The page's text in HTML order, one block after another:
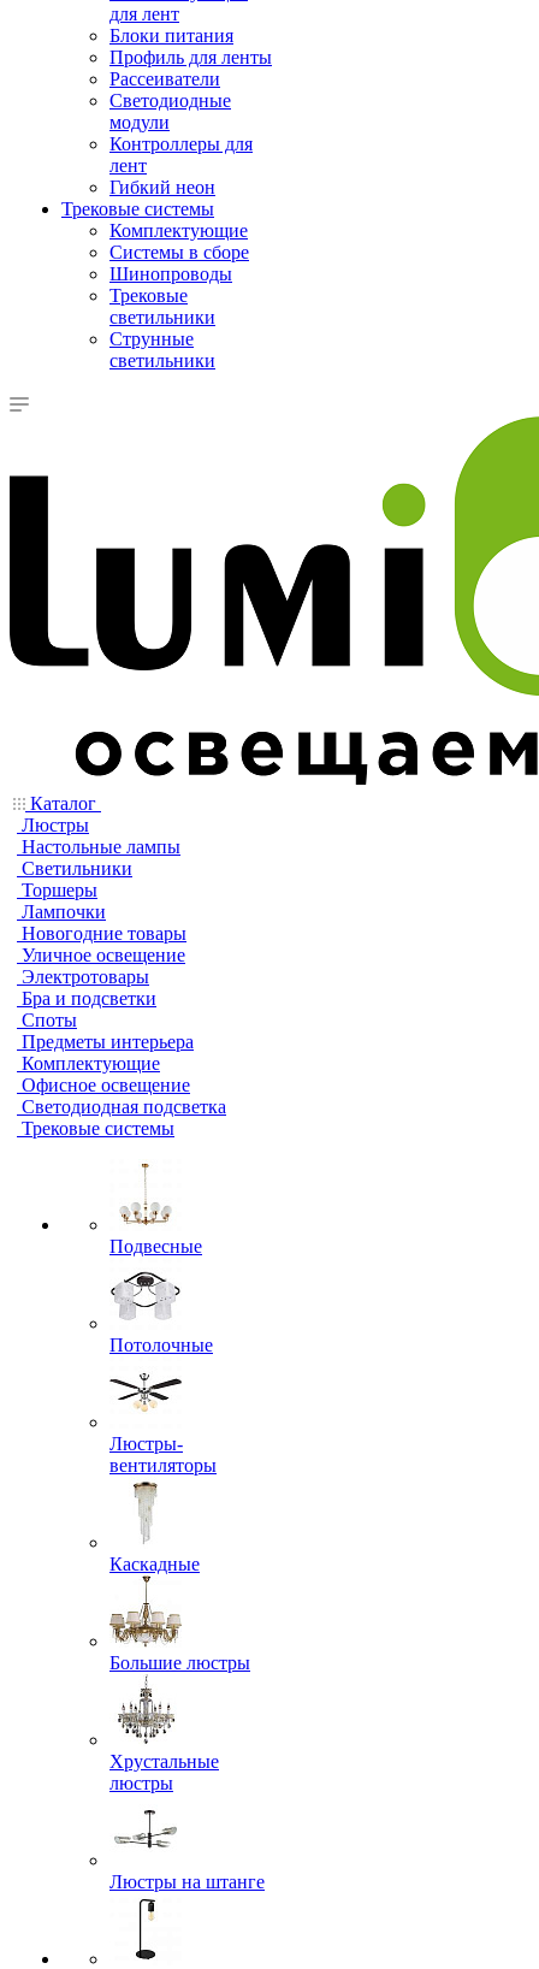
для лент
Блоки питания
Профиль для ленты
Рассеиватели
Светодиодные
модули
Контроллеры для
лент
Гибкий неон
Трековые системы
Комплектующие
Системы в сборе
Шинопроводы
Трековые
светильники
Струнные
светильники
Каталог
Люстры
Настольные лампы
Светильники
Торшеры
Лампочки
Новогодние товары
Уличное освещение
Электротовары
Бра и подсветки
Споты
Предметы интерьера
Комплектующие
Офисное освещение
Светодиодная подсветка
Трековые системы
Подвесные
Потолочные
Люстры-
вентиляторы
Каскадные
Большие люстры
Хрустальные
люстры
Люстры на штанге